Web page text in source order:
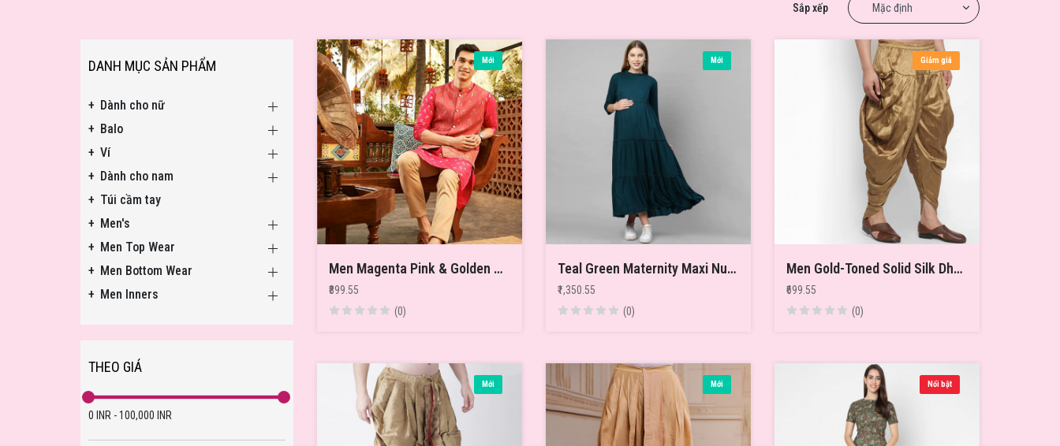
Sắp xếp
DANH MỤC SẢN PHẨM
Dành cho nữ
Balo
Ví
Dành cho nam
Túi cầm tay
Men's
Men Top Wear
Men Bottom Wear
Men Inners
THEO GIÁ
0 INR -100,000 INR
Mới
Men Magenta Pink & Golden Floral Printed Thread Work Floral Kurta
₹899.55
(0)
Mới
Teal Green Maternity Maxi Nursing Dress
₹1,350.55
(0)
Giảm giá
Men Gold-Toned Solid Silk Dhotis
₹699.55
(0)
Mới Mới Nổi bật